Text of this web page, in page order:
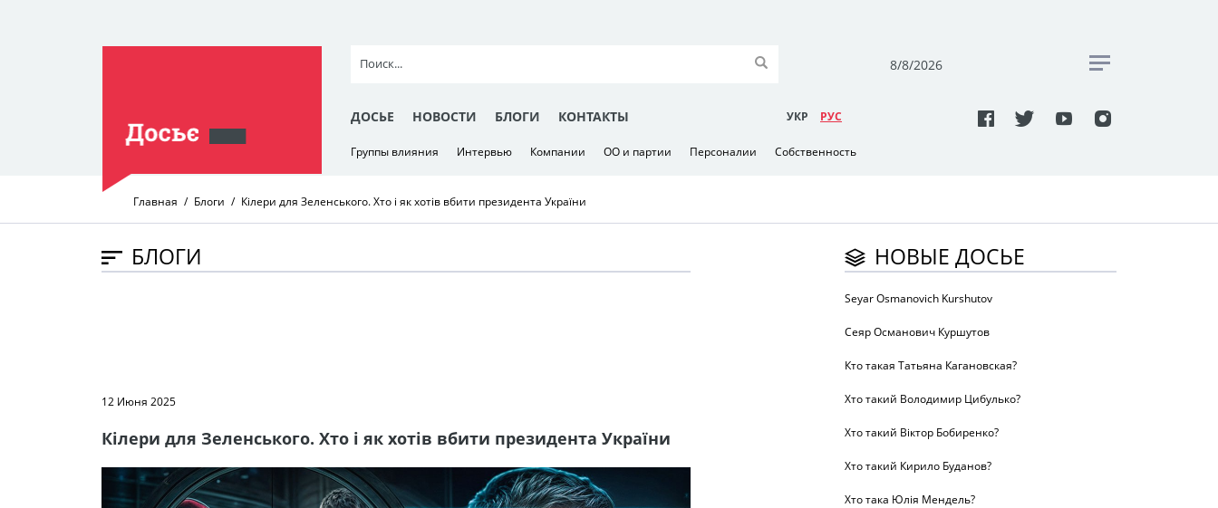
8/8/2026
ДОСЬЕ НОВОСТИ БЛОГИ КОНТАКТЫ УКР РУC
Группы влияния Интервью Компании ОО и партии Персоналии Собственность
Главная Блоги Кілери для Зеленського. Хто і як хотів вбити президента України
БЛОГИ
12 Июня 2025
Кілери для Зеленського. Хто і як хотів вбити президента України
НОВЫЕ ДОСЬЕ
Seyar Osmanovich Kurshutov
Сеяр Османович Куршутов
Кто такая Татьяна Кагановская?
Хто такий Володимир Цибулько?
Хто такий Віктор Бобиренко?
Хто такий Кирило Буданов?
Хто така Юлія Мендель?